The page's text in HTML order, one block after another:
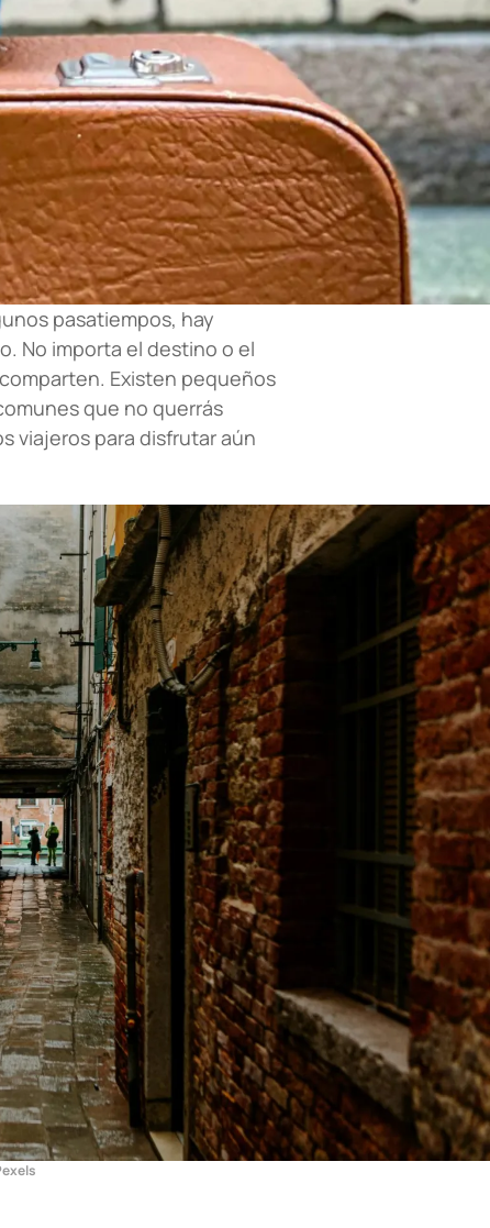
pasatiempos, hay
No importa el destino o el
Existen pequeños
que no querrás
viajeros para disfrutar aún